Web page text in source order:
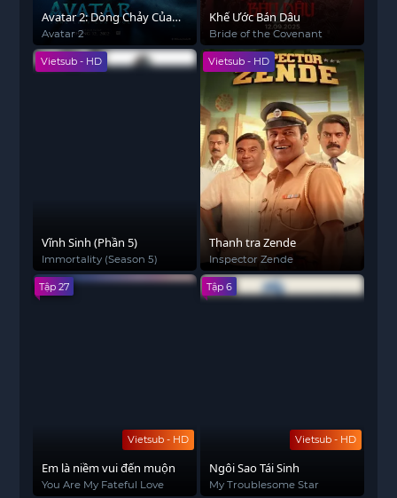
Avatar 2: Dòng Chảy Của
Nước
Avatar 2
Khế Ước Bán Dâu
Bride of the Covenant
Vietsub - HD
Vĩnh Sinh (Phần 5)
Immortality (Season 5)
Vietsub - HD
Thanh tra Zende
Inspector Zende
Vietsub - HD
Tập 27
Em là niềm vui đến muộn
You Are My Fateful Love
Vietsub - HD
Tập 6
Ngôi Sao Tái Sinh
My Troublesome Star